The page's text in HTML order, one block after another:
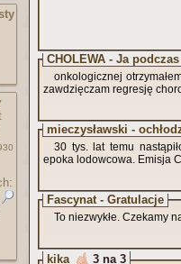
CHOLEWA - Ja
onkologicznej
zawdzięczam regresję
mieczysławski -
30 tys. lat temu
epoka lodowcowa. Emisja
Fascynat - Gratulacje
To niezwykłe. Czekamy
kika 3 na 3